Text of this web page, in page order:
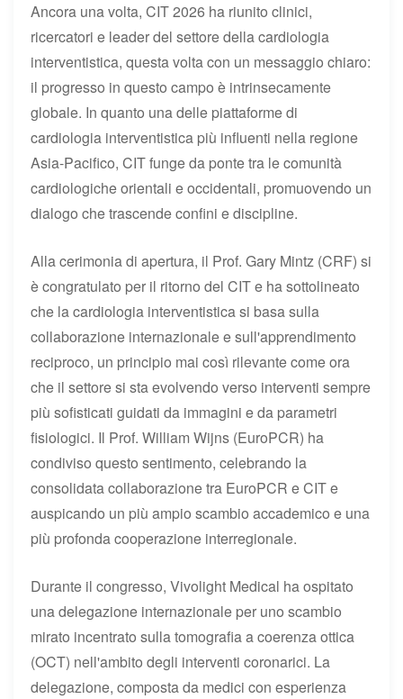
Ancora una volta, CIT 2026 ha riunito clinici,
ricercatori e leader del settore della cardiologia
interventistica, questa volta con un messaggio chiaro:
il progresso in questo campo è intrinsecamente
globale. In quanto una delle piattaforme di
cardiologia interventistica più influenti nella regione
Asia-Pacifico, CIT funge da ponte tra le comunità
cardiologiche orientali e occidentali, promuovendo un
dialogo che trascende confini e discipline.
Alla cerimonia di apertura, il Prof. Gary Mintz (CRF) si
è congratulato per il ritorno del CIT e ha sottolineato
che la cardiologia interventistica si basa sulla
collaborazione internazionale e sull'apprendimento
reciproco, un principio mai così rilevante come ora
che il settore si sta evolvendo verso interventi sempre
più sofisticati guidati da immagini e da parametri
fisiologici. Il Prof. William Wijns (EuroPCR) ha
condiviso questo sentimento, celebrando la
consolidata collaborazione tra EuroPCR e CIT e
auspicando un più ampio scambio accademico e una
più profonda cooperazione interregionale.
Durante il congresso, Vivolight Medical ha ospitato
una delegazione internazionale per uno scambio
mirato incentrato sulla tomografia a coerenza ottica
(OCT) nell'ambito degli interventi coronarici. La
delegazione, composta da medici con esperienza